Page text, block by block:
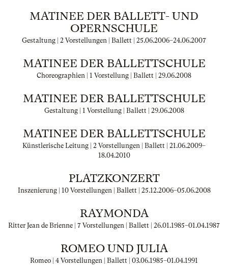
MATINEE DER BALLETT- UND
OPERNSCHULE
Gestaltung | 2 Vorstellungen | Ballett | 25.06.2006–24.06.2007
MATINEE DER BALLETTSCHULE
Choreographien | 1 Vorstellung | Ballett | 29.06.2008
MATINEE DER BALLETTSCHULE
Gestaltung | 1 Vorstellung | Ballett | 29.06.2008
MATINEE DER BALLETTSCHULE
Künstlerische Leitung | 2 Vorstellungen | Ballett | 21.06.2009–
18.04.2010
PLATZKONZERT
Inszenierung | 10 Vorstellungen | Ballett | 25.12.2006–05.06.2008
RAYMONDA
Ritter Jean de Brienne | 7 Vorstellungen | Ballett | 26.01.1985–01.04.1987
ROMEO UND JULIA
Romeo | 4 Vorstellungen | Ballett | 03.06.1985–01.04.1991